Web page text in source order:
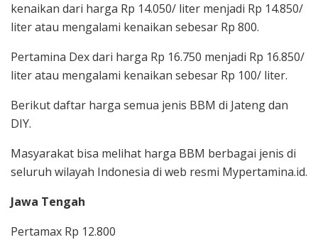
kenaikan dari harga Rp 14.050/ liter menjadi Rp 14.850/
liter atau mengalami kenaikan sebesar Rp 800.
Pertamina Dex dari harga Rp 16.750 menjadi Rp 16.850/
liter atau mengalami kenaikan sebesar Rp 100/ liter.
Berikut daftar harga semua jenis BBM di Jateng dan
DIY.
Masyarakat bisa melihat harga BBM berbagai jenis di
seluruh wilayah Indonesia di web resmi Mypertamina.id.
Jawa Tengah
Pertamax Rp 12.800